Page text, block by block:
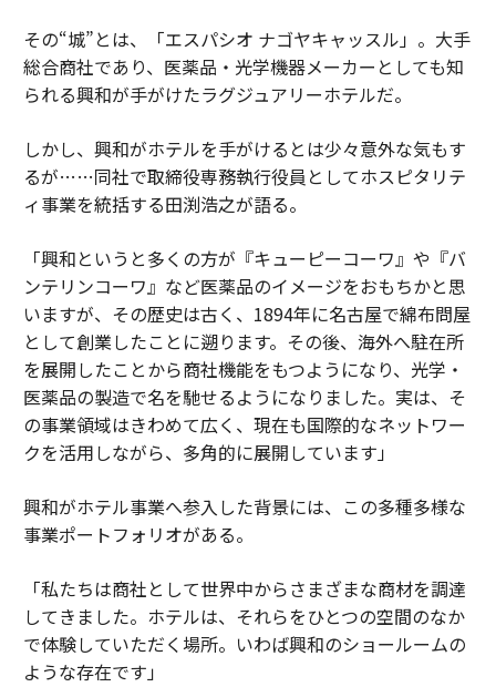
その“城”とは、「エスパシオ ナゴヤキャッスル」。大手
総合商社であり、医薬品・光学機器メーカーとしても知
られる興和が手がけたラグジュアリーホテルだ。
しかし、興和がホテルを手がけるとは少々意外な気もす
るが……同社で取締役専務執行役員としてホスピタリテ
ィ事業を統括する田渕浩之が語る。
「興和というと多くの方が『キューピーコーワ』や『バ
ンテリンコーワ』など医薬品のイメージをおもちかと思
いますが、その歴史は古く、1894年に名古屋で綿布問屋
として創業したことに遡ります。その後、海外へ駐在所
を展開したことから商社機能をもつようになり、光学・
医薬品の製造で名を馳せるようになりました。実は、そ
の事業領域はきわめて広く、現在も国際的なネットワー
クを活用しながら、多角的に展開しています」
興和がホテル事業へ参入した背景には、この多種多様な
事業ポートフォリオがある。
「私たちは商社として世界中からさまざまな商材を調達
してきました。ホテルは、それらをひとつの空間のなか
で体験していただく場所。いわば興和のショールームの
ような存在です」